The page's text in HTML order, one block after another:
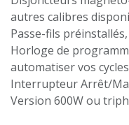
autres calibres
Passe-fils
Horloge de
automatiser vos
Interrupteur Arrêt/
Version 600W ou